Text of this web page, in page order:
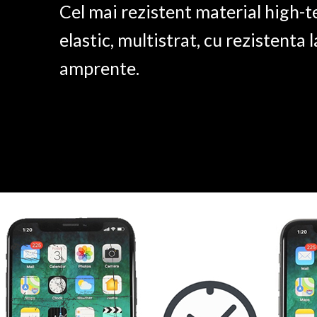
Cel mai rezistent material high-
elastic, multistrat, cu rezistenta
amprente.